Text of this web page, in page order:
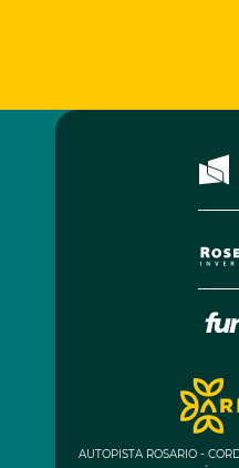
AUTOPISTA ROSARIO -